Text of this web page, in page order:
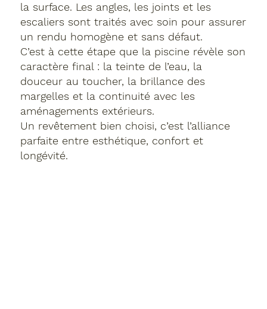
la surface. Les angles, les joints et les
escaliers sont traités avec soin pour assurer
un rendu homogène et sans défaut.
C’est à cette étape que la piscine révèle son
caractère final : la teinte de l’eau, la
douceur au toucher, la brillance des
margelles et la continuité avec les
aménagements extérieurs.
Un revêtement bien choisi, c’est l’alliance
parfaite entre esthétique, confort et
longévité.